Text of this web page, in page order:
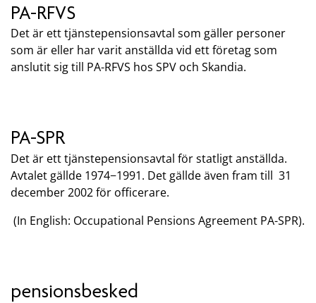
PA-RFVS
Det är ett tjänstepensionsavtal som gäller personer
som är eller har varit anställda vid ett företag som
anslutit sig till PA-RFVS hos SPV och Skandia.
PA-SPR
Det är ett tjänstepensionsavtal för statligt anställda.
Avtalet gällde 1974−1991. Det gällde även fram till 31
december 2002 för officerare.
(In English: Occupational Pensions Agreement PA-SPR).
pensionsbesked